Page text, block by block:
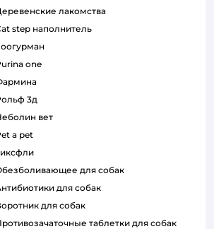
деревенские лакомства
cat step наполнитель
зоогурман
purina one
фармина
рольф 3д
неболин вет
pet a pet
тиксфли
обезболивающее для собак
антибиотики для собак
воротник для собак
противозачаточные таблетки для собак